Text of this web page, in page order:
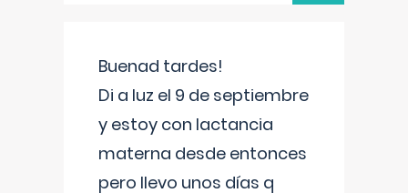
Buenad tardes!
Di a luz el 9 de septiembre
y estoy con lactancia
materna desde entonces
pero llevo unos días q